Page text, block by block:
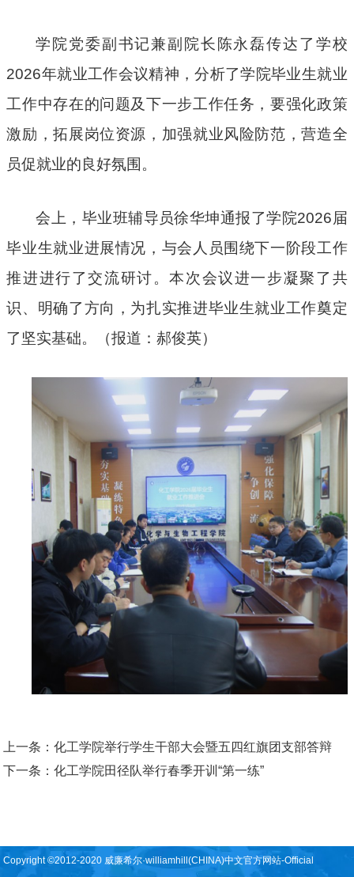
学院党委副书记兼副院长陈永磊传达了学校
2026年就业工作会议精神，分析了学院毕业生就业
工作中存在的问题及下一步工作任务，要强化政策
激励，拓展岗位资源，加强就业风险防范，营造全
员促就业的良好氛围。
会上，毕业班辅导员徐华坤通报了学院2026届
毕业生就业进展情况，与会人员围绕下一阶段工作
推进进行了交流研讨。本次会议进一步凝聚了共
识、明确了方向，为扎实推进毕业生就业工作奠定
了坚实基础。（报道：郝俊英）
上一条：化工学院举行学生干部大会暨五四红旗团支部答辩
下一条：化工学院田径队举行春季开训“第一练”
Copyright ©2012-2020 威廉希尔·williamhill(CHINA)中文官方网站-Official